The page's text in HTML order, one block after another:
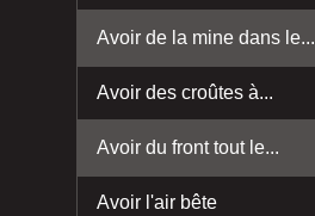
Avoir de la mine dans le...
Avoir des croûtes à...
Avoir du front tout le...
Avoir l'air bête